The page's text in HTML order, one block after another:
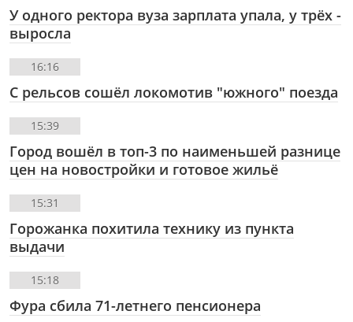
У одного ректора вуза зарплата упала, у трёх -
выросла
16:16
С рельсов сошёл локомотив "южного" поезда
15:39
Город вошёл в топ-3 по наименьшей разнице
цен на новостройки и готовое жильё
15:31
Горожанка похитила технику из пункта
выдачи
15:18
Фура сбила 71-летнего пенсионера